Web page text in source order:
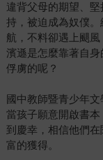
違背父母的期望、
持，被迫成為奴僕
航，不料卻遇上颶
濱遜是怎麼靠著自
俘虜的呢？
國中教師暨青少年文
當孩子願意開啟書
到慶幸，相信他們
富的獲得。